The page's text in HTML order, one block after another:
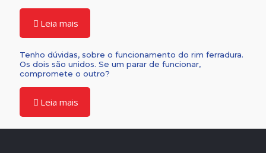
Leia mais
Tenho dúvidas, sobre o funcionamento do rim ferradura.
Os dois são unidos. Se um parar de funcionar,
compromete o outro?
Leia mais